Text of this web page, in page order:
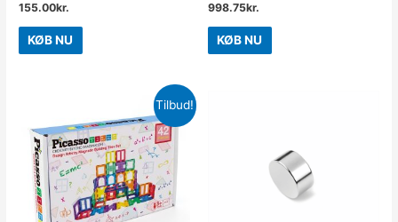
155.00kr.
KØB NU
998.75kr.
KØB NU
Tilbud!